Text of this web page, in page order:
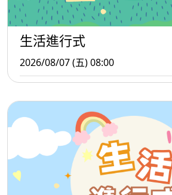
生活進行式
2026/08/07 (五) 08:00